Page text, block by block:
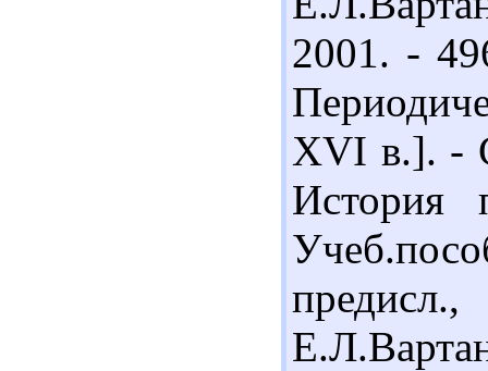
2001. -
XVI в.]. -
История